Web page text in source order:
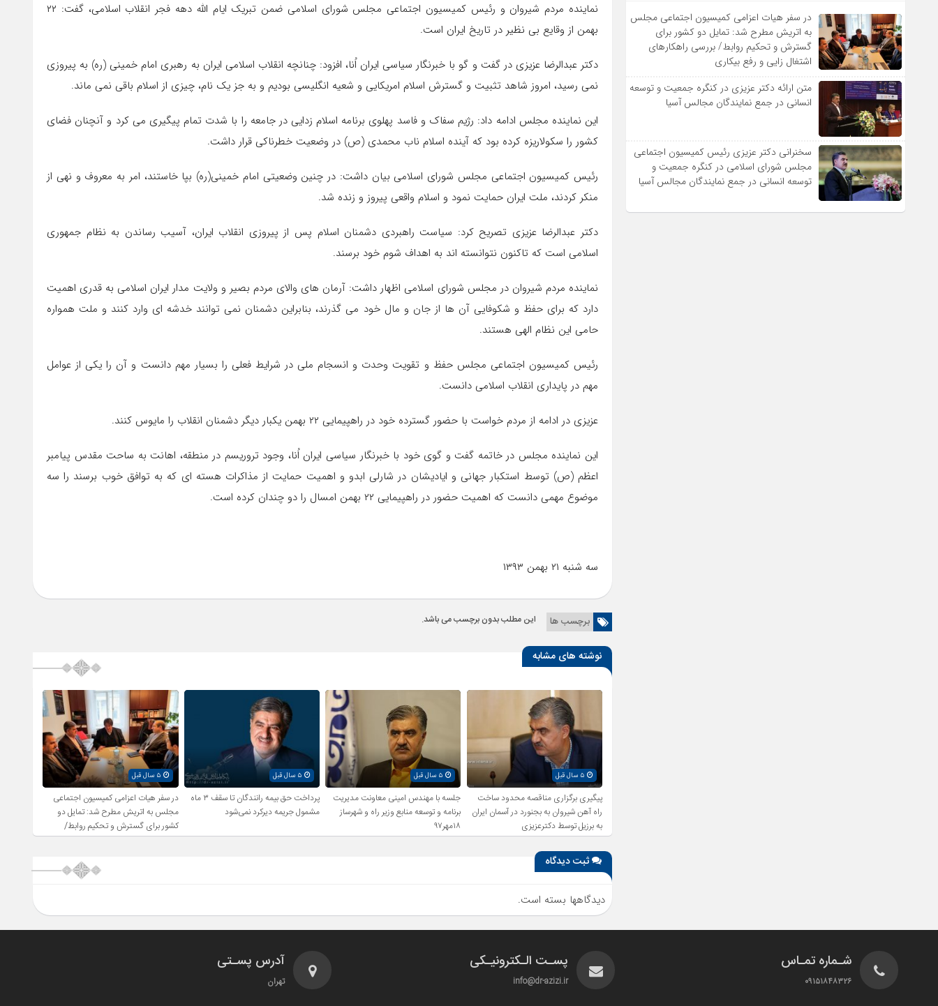
نماینده مردم شیروان و رئیس کمیسیون اجتماعی مجلس شورای اسلامی ضمن تبریک ایام الله دهه فجر انقلاب اسلامی، گفت: ۲۲
بهمن از وقایع بی نظیر در تاریخ ایران است.
دکتر عبدالرضا عزیزی در گفت و گو با خبرنگار سیاسی ایران اُنا، افزود: چنانچه انقلاب اسلامی ایران به رهبری امام خمینی (ره) به پیروزی
نمی رسید، امروز شاهد تثبیت و گسترش اسلام امریکایی و شعیه انگلیسی بودیم و به جز یک نام، چیزی از اسلام باقی نمی ماند.
این نماینده مجلس ادامه داد: رژیم سفاک و فاسد پهلوی برنامه اسلام زدایی در جامعه را با شدت تمام پیگیری می کرد و آنچنان فضای
کشور را سکولاریزه کرده بود که آینده اسلام ناب محمدی (ص) در وضعیت خطرناکی قرار داشت.
رئیس کمیسیون اجتماعی مجلس شورای اسلامی بیان داشت: در چنین وضعیتی امام خمینی(ره) بپا خاستند، امر به معروف و نهی از
منکر کردند، ملت ایران حمایت نمود و اسلام واقعی پیروز و زنده شد.
دکتر عبدالرضا عزیزی تصریح کرد: سیاست راهبردی دشمنان اسلام پس از پیروزی انقلاب ایران، آسیب رساندن به نظام جمهوری
اسلامی است که تاکنون نتوانسته اند به اهداف شوم خود برسند.
نماینده مردم شیروان در مجلس شورای اسلامی اظهار داشت: آرمان های والای مردم بصیر و ولایت مدار ایران اسلامی به قدری اهمیت
دارد که برای حفظ و شکوفایی آن ها از جان و مال خود می گذرند، بنابراین دشمنان نمی توانند خدشه ای وارد کنند و ملت همواره
حامی این نظام الهی هستند.
رئیس کمیسیون اجتماعی مجلس حفظ و تقویت وحدت و انسجام ملی در شرایط فعلی را بسیار مهم دانست و آن را یکی از عوامل
مهم در پایداری انقلاب اسلامی دانست.
عزیزی در ادامه از مردم خواست با حضور گسترده خود در راهپیمایی ۲۲ بهمن یکبار دیگر دشمنان انقلاب را مایوس کنند.
این نماینده مجلس در خاتمه گفت و گوی خود با خبرنگار سیاسی ایران اُنا، وجود تروریسم در منطقه، اهانت به ساحت مقدس پیامبر
اعظم (ص) توسط استکبار جهانی و ایادیشان در شارلی ابدو و اهمیت حمایت از مذاکرات هسته ای که به توافق خوب برسند را سه
موضوع مهمی دانست که اهمیت حضور در راهپیمایی ۲۲ بهمن امسال را دو چندان کرده است.
سه شنبه ۲۱ بهمن ۱۳۹۳
برچسب ها این مطلب بدون برچسب می باشد.
نوشته های مشابه
پیگیری برگزاری مناقصه محدود ساخت
راه آهن شیروان به بجنورد در آسمان ایران
به برزیل توسط دکترعزیزی
۵ سال قبل
جلسه با مهندس امینی معاونت مدیریت
برنامه و توسعه منابع وزیر راه و شهرساز
۱۸مهر۹۷
پرداخت حق بیمه رانندگان تا سقف ۳ ماه
مشمول جریمه دیرکرد نمی‌شود
در سفر هیات اعزامی کمیسیون اجتماعی
مجلس به اتریش مطرح شد: تمایل دو
کشور برای گسترش و تحکیم روابط/
بررسی راهکارهای اشتغال زایی و رفع
ثبت دیدگاه
دیدگاهها بسته است.
در سفر هیات اعزامی کمیسیون اجتماعی مجلس
به اتریش مطرح شد: تمایل دو کشور برای
گسترش و تحکیم روابط/ بررسی راهکارهای
اشتغال زایی و رفع بیکاری
متن ارائه دکتر عزیزى در کنگره جمعیت و توسعه
انسانى در جمع نمایندگان مجالس آسیا
سخنرانى دکتر عزیزى رئیس کمیسیون اجتماعى
مجلس شوراى اسلامى در کنگره جمعیت و
توسعه انسانى در جمع نمایندگان مجالس آسیا
شـماره تمـاس
۰۹۱۵۱۸۴۸۳۲۶
پسـت الـکترونیـکی
info@dr-azizi.ir
آدرس پسـتی
تهران